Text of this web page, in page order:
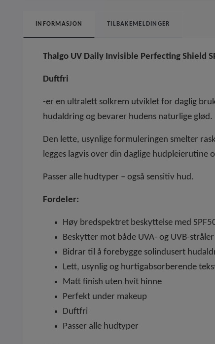
INFORMASJON TILBAKEMELDINGER
Thalgo UV Daily Invisible Perfecting Shield
Duftfri
-er en ultralett solkrem utviklet for daglig
hudaldring og bevarer hudens naturlige glød.
Den lette, usynlige formuleringen smelter
legges lagvis over din daglige hudpleierutine
Passer alle hudtyper – også sensitiv hud.
Fordeler:
Høy bredspektret beskyttelse med
Beskytter mot både UVA- og UVB-stråler
Bidrar til å forebygge solindusert
Lett, usynlig og hurtigabsorberende
Matt finish uten hvit hinne
Perfekt under makeup
Duftfri
Passer alle hudtyper